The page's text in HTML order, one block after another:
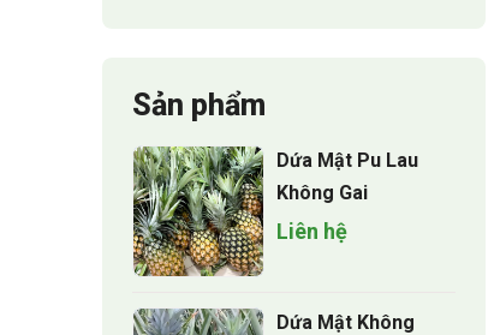
Sản phẩm
Dứa Mật Pu Lau
Không Gai
Liên hệ
Dứa Mật Không